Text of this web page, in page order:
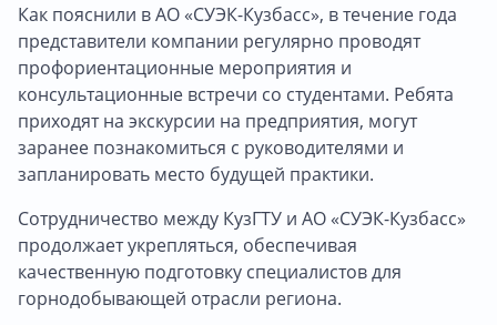
Как пояснили в АО «СУЭК-Кузбасс», в течение года
представители компании регулярно проводят
профориентационные мероприятия и
консультационные встречи со студентами. Ребята
приходят на экскурсии на предприятия, могут
заранее познакомиться с руководителями и
запланировать место будущей практики.
Сотрудничество между КузГТУ и АО «СУЭК-Кузбасс»
продолжает укрепляться, обеспечивая
качественную подготовку специалистов для
горнодобывающей отрасли региона.